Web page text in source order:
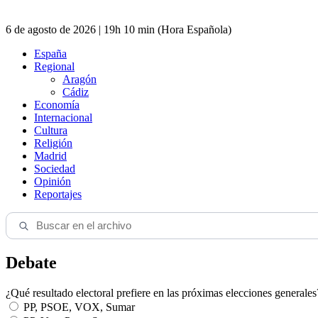
6 de agosto de 2026 | 19h 10 min (Hora Española)
España
Regional
Aragón
Cádiz
Economía
Internacional
Cultura
Religión
Madrid
Sociedad
Opinión
Reportajes
Debate
¿Qué resultado electoral prefiere en las próximas elecciones
PP, PSOE, VOX, Sumar